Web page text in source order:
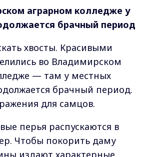
аграрном колледже у
брачный период
хвосты. Красивыми
во Владимирском
— там у местных
брачный период.
для самцов.
перья распускаются в
Чтобы покорить даму
издают характерные